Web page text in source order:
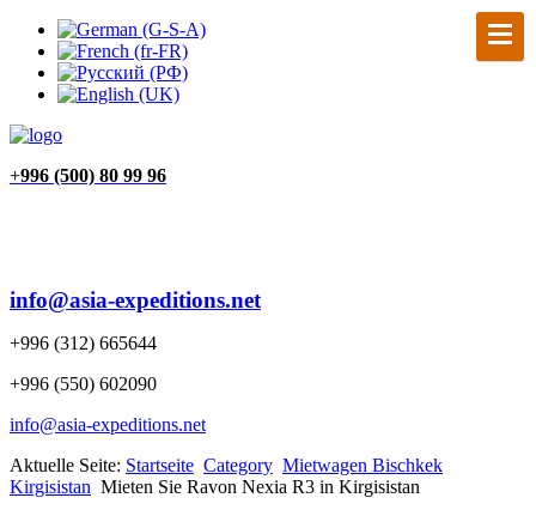
+996 (500) 80 99 96
info@asia-expeditions.net
+996 (312) 665644
+996 (550) 602090
info@asia-expeditions.net
Aktuelle Seite: Startseite Category Mietwagen Bischkek
Kirgisistan Mieten Sie Ravon Nexia R3 in Kirgisistan